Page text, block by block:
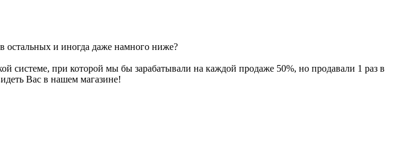
остальных и иногда даже намного ниже?
системе, при которой мы бы зарабатывали на каждой продаже 50%, но продавали 1 раз в
Вас в нашем магазине!